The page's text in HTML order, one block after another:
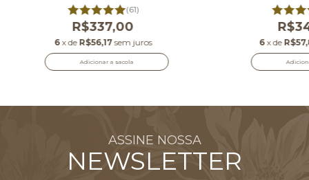
(61)
R$337,00
6 x de R$56,17 sem juros
Adicionar a sacola
6 x de
ASSINE NOSSA
NEWSLETTER